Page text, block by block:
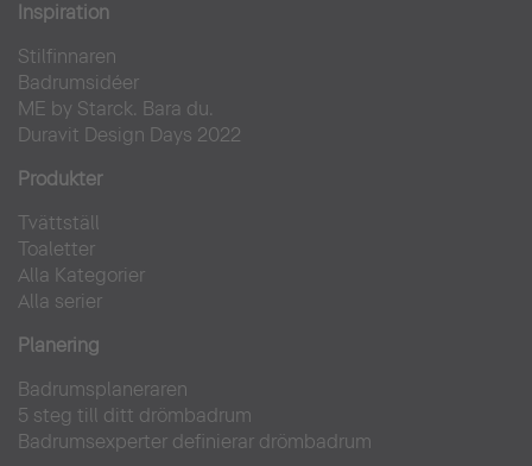
Inspiration
Stilfinnaren
Badrumsidéer
ME by Starck. Bara du.
Duravit Design Days 2022
Produkter
Tvättställ
Toaletter
Alla Kategorier
Alla serier
Planering
Badrumsplaneraren
5 steg till ditt drömbadrum
Badrumsexperter definierar drömbadrum